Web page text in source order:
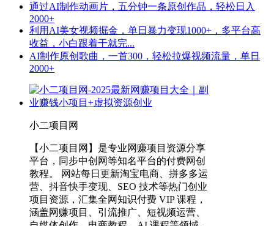
通过AI制作动画片，五分钟一条原创作品，轻松日入
2000+
利用AI美女视频掘金，单日暴力变现1000+，多平台高
收益，小白跟着干就完...
AI制作原创歌曲，一首300，轻松拉爆视频流量，单日
2000+
小二项目网
【小二项目网】是专业网赚项目资源分享
平台，同步中创网等知名平台的付费网创
教程。 网站每日更新淘宝电商、拼多多运
营、抖音快手变现、SEO 技术等热门创业
项目资源，汇集全网知识付费 VIP 课程，
涵盖网赚项目、引流推广、短视频运营、